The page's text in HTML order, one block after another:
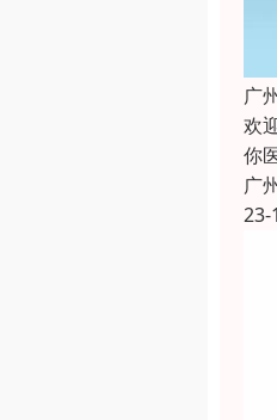
广
欢
你
广
23-